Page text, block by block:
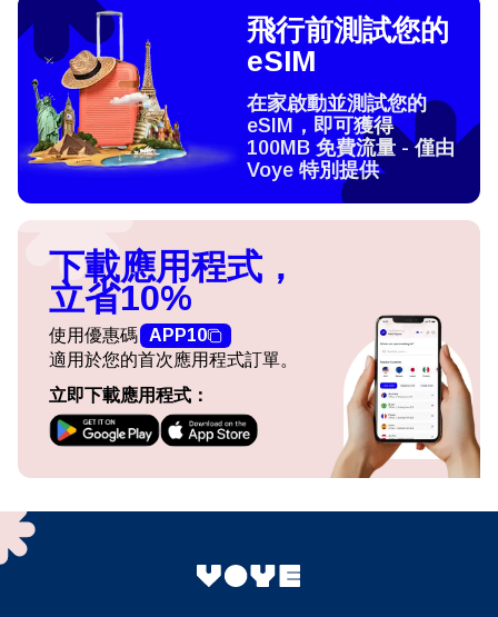
飛行前測試您的
eSIM
在家啟動並測試您的
eSIM，即可獲得
100MB 免費流量 - 僅由
Voye 特別提供
下載應用程式，
立省10%
使用優惠碼 APP10
適用於您的首次應用程式訂單。
立即下載應用程式：